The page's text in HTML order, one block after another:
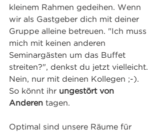
kleinem Rahmen gedeihen. Wenn
wir als Gastgeber dich mit deiner
Gruppe alleine betreuen. "Ich muss
mich mit keinen anderen
Seminargästen um das Buffet
streiten?", denkst du jetzt vielleicht.
Nein, nur mit deinen Kollegen ;-).
So könnt ihr ungestört von
Anderen tagen.
Optimal sind unsere Räume für